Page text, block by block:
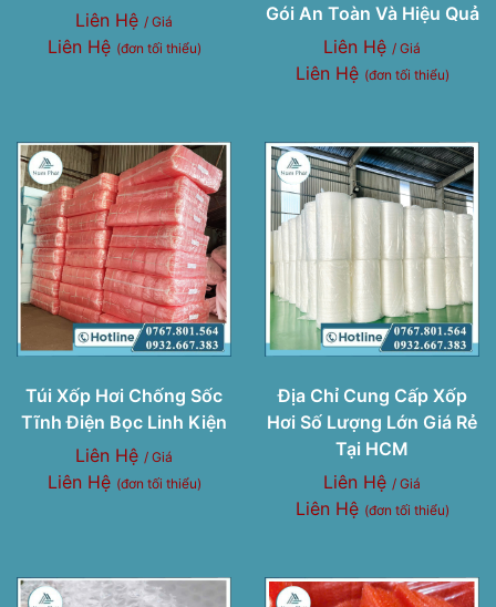
Liên Hệ / Giá
Liên Hệ (đơn tối thiểu)
Gói An Toàn Và Hiệu Quả
Liên Hệ / Giá
Liên Hệ (đơn tối thiểu)
Túi Xốp Hơi Chống Sốc
Tĩnh Điện Bọc Linh Kiện
Liên Hệ / Giá
Liên Hệ (đơn tối thiểu)
Địa Chỉ Cung Cấp Xốp
Hơi Số Lượng Lớn Giá Rẻ
Tại HCM
Liên Hệ / Giá
Liên Hệ (đơn tối thiểu)